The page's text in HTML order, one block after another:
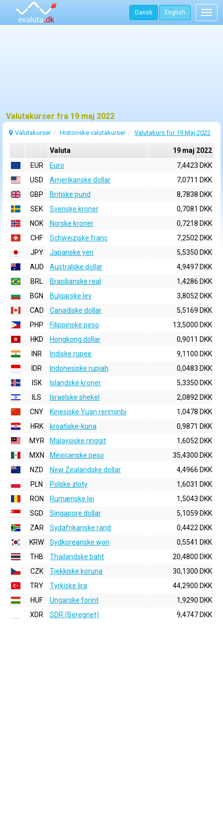
Dansk English
Valutakurser fra 19 maj 2022
Valutakurser Historiske valutakurser Valutakurs for 19 Maj 2022
Valuta
19 maj 2022
EUR
Euro
7,4423 DKK
USD
Amerikanske dollar
7,0711 DKK
GBP
Britiske pund
8,7838 DKK
SEK
Svenske kroner
0,7081 DKK
NOK
Norske kroner
0,7218 DKK
CHF
Schweiziske franc
7,2502 DKK
JPY
Japanske yen
5,5350 DKK
AUD
Australske dollar
4,9497 DKK
BRL
Brasilianske real
1,4286 DKK
BGN
Bulgarske lev
3,8052 DKK
CAD
Canadiske dollar
5,5169 DKK
PHP
Filippinske peso
13,5000 DKK
HKD
Hongkong dollar
0,9011 DKK
INR
Indiske rupee
9,1100 DKK
IDR
Indonesiske rupiah
0,0483 DKK
ISK
Islandske kroner
5,3350 DKK
ILS
Israelske shekel
2,0892 DKK
CNY
Kinesiske Yuan renminbi
1,0478 DKK
HRK
kroatiske-kuna
0,9871 DKK
MYR
Malaysiske ringgit
1,6052 DKK
MXN
Mexicanske peso
35,4300 DKK
NZD
New Zealandske dollar
4,4966 DKK
PLN
Polske zloty
1,6031 DKK
RON
Rumænske lei
1,5043 DKK
SGD
Singapore dollar
5,1059 DKK
ZAR
Sydafrikanske rand
0,4422 DKK
KRW
Sydkoreanske won
0,5541 DKK
THB
Thailandske baht
20,4800 DKK
CZK
Tjekkiske koruna
30,1300 DKK
TRY
Tyrkiske lira
44,2900 DKK
HUF
Ungarske forint
1,9290 DKK
XDR
SDR (Beregnet) 9,4747 DKK